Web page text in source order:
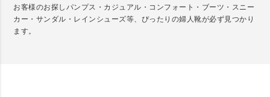
お客様のお探しパンプス・カジュアル・コンフォート・ブーツ・スニー
カー・サンダル・レインシューズ等、ぴったりの婦人靴が必ず見つかり
ます。